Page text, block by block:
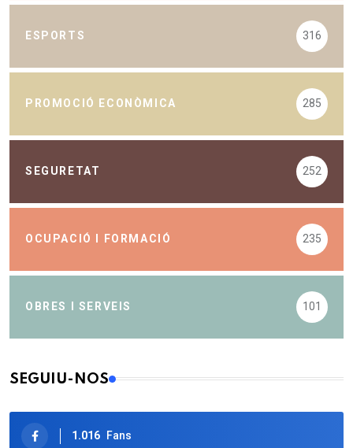
ESPORTS 316
PROMOCIÓ ECONÒMICA 285
SEGURETAT 252
OCUPACIÓ I FORMACIÓ 235
OBRES I SERVEIS 101
SEGUIU-NOS
1.016 Fans